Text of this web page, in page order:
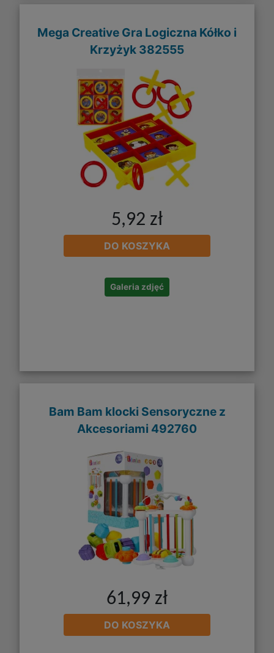
Mega Creative Gra Logiczna Kółko i
Krzyżyk 382555
5,92 zł
DO KOSZYKA
Galeria zdjęć
Bam Bam klocki Sensoryczne z
Akcesoriami 492760
61,99 zł
DO KOSZYKA